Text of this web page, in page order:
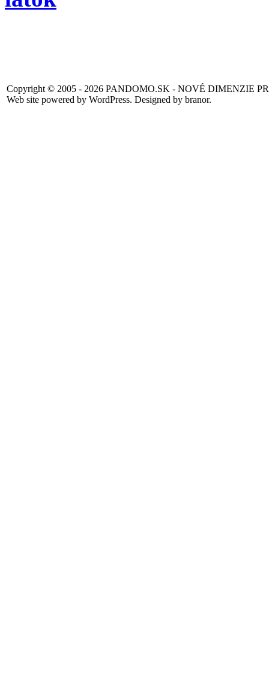
Copyright © 2005 - 2026 PANDOMO.SK - NOVÉ DIMENZIE
Web site powered by WordPress. Designed by branor.